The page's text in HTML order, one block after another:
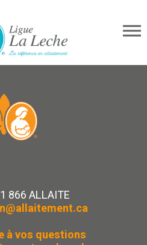
866 ALLAITE
à vos questions